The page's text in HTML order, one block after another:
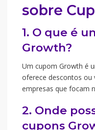
sobre
1. O que é
Growth?
Um cupom Growth é
oferece descontos ou
empresas que focam
2. Onde
cupons